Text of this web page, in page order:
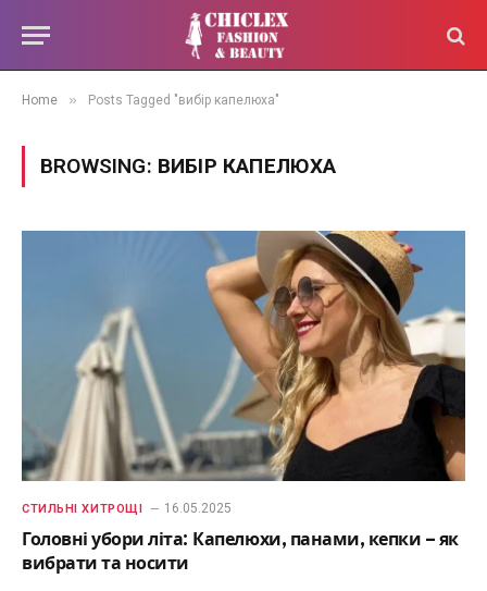
Home » Posts Tagged "вибір капелюха"
BROWSING: ВИБІР КАПЕЛЮХА
СТИЛЬНІ ХИТРОЩІ 16.05.2025
Головні убори літа: Капелюхи, панами, кепки – як
вибрати та носити